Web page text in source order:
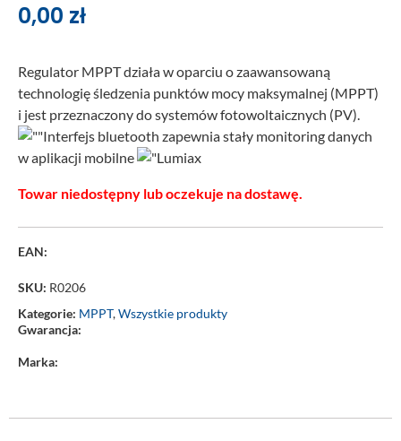
0,00 zł
Regulator MPPT działa w oparciu o zaawansowaną
technologię śledzenia punktów mocy maksymalnej (MPPT)
i jest przeznaczony do systemów fotowoltaicznych (PV).
Interfejs bluetooth zapewnia stały monitoring danych
w aplikacji mobilne
Towar niedostępny lub oczekuje na dostawę.
EAN:
SKU: R0206
Kategorie: MPPT,Wszystkie produkty
Gwarancja:
Marka: